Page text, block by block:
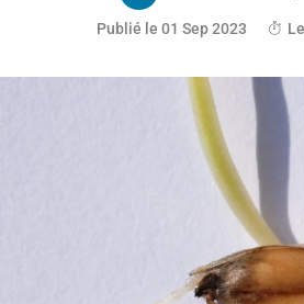
Publié le 01 Sep 2023 31